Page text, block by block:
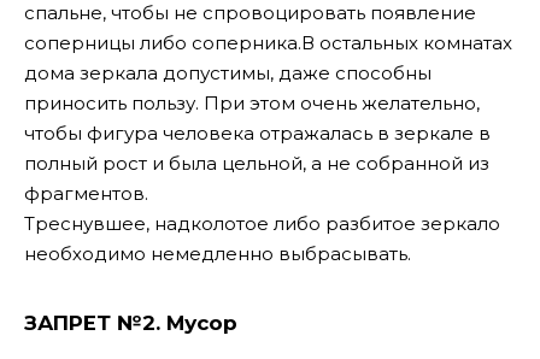
спальне, чтобы не спровоцировать появление
соперницы либо соперника.В остальных комнатах
дома зеркала допустимы, даже способны
приносить пользу. При этом очень желательно,
чтобы фигура человека отражалась в зеркале в
полный рост и была цельной, а не собранной из
фрагментов.
Треснувшее, надколотое либо разбитое зеркало
необходимо немедленно выбрасывать.
ЗАПРЕТ №2. Мусор